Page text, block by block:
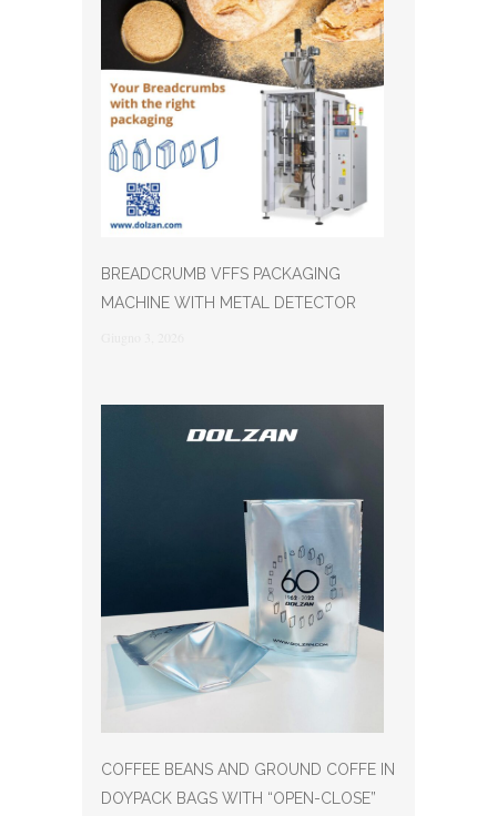
BREADCRUMB VFFS PACKAGING
MACHINE WITH METAL DETECTOR
COFFEE BEANS AND GROUND COFFE IN
DOYPACK BAGS WITH “OPEN-CLOSE”